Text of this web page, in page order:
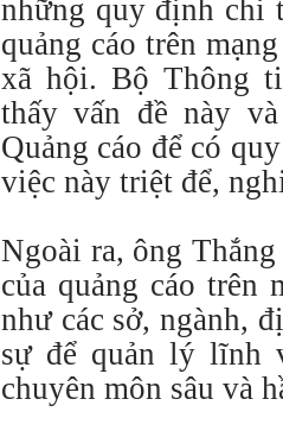
những quy định chi
quảng cáo trên
xã hội. Bộ Thông
thấy vấn đề này
Quảng cáo để có
việc này triệt để,
Ngoài ra, ông
của quảng cáo trên
như các sở, ngành,
sự để quản lý lĩnh
chuyên môn sâu và